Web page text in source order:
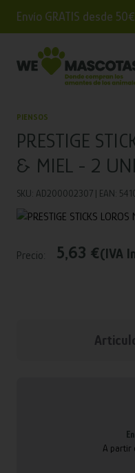
Envío GRATIS desde
PIENSOS
PRESTIGE
& MIEL - 2
SKU: AD200002307 | EAN:
Precio: 5,63 €(IVA
A partir